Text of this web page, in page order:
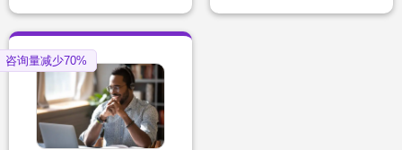
咨询量减少70%